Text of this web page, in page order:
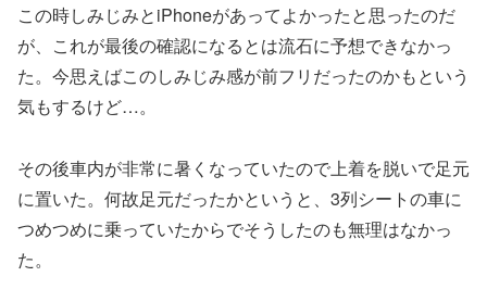
この時しみじみとiPhoneがあってよかったと思ったのだ
が、これが最後の確認になるとは流石に予想できなかっ
た。今思えばこのしみじみ感が前フリだったのかもという
気もするけど…。
その後車内が非常に暑くなっていたので上着を脱いで足元
に置いた。何故足元だったかというと、3列シートの車に
つめつめに乗っていたからでそうしたのも無理はなかっ
た。